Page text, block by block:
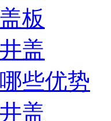
板
盖
些优势
盖